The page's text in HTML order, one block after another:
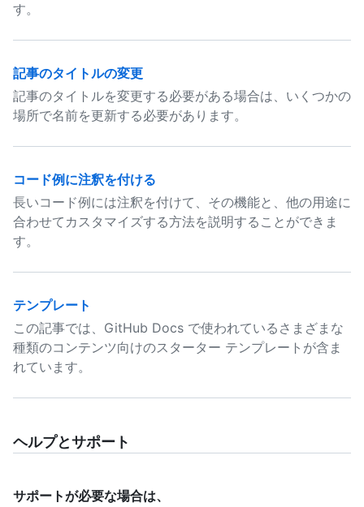
す。
記事のタイトルの変更
記事のタイトルを変更する必要がある場合は、いくつかの
場所で名前を更新する必要があります。
コード例に注釈を付ける
長いコード例には注釈を付けて、その機能と、他の用途に
合わせてカスタマイズする方法を説明することができま
す。
テンプレート
この記事では、GitHub Docs で使われているさまざまな
種類のコンテンツ向けのスターター テンプレートが含ま
れています。
ヘルプとサポート
サポートが必要な場合は、